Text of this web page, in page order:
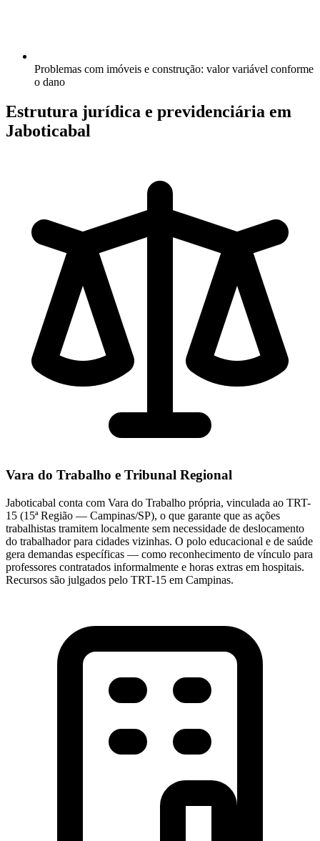
Problemas com imóveis e construção: valor variável conforme
o dano
Estrutura jurídica e previdenciária em
Jaboticabal
Vara do Trabalho e Tribunal Regional
Jaboticabal conta com Vara do Trabalho própria, vinculada ao TRT-
15 (15ª Região — Campinas/SP), o que garante que as ações
trabalhistas tramitem localmente sem necessidade de deslocamento
do trabalhador para cidades vizinhas. O polo educacional e de saúde
gera demandas específicas — como reconhecimento de vínculo para
professores contratados informalmente e horas extras em hospitais.
Recursos são julgados pelo TRT-15 em Campinas.